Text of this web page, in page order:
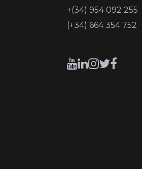
+(34) 954 092 255
(+34) 664 354 752